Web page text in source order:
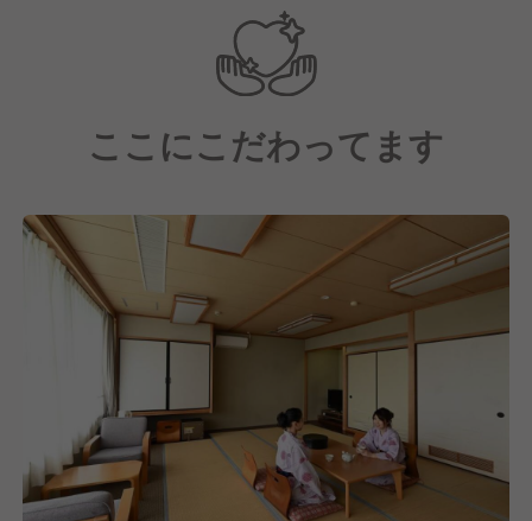
施設運営を目指しています。
ここにこだわってます